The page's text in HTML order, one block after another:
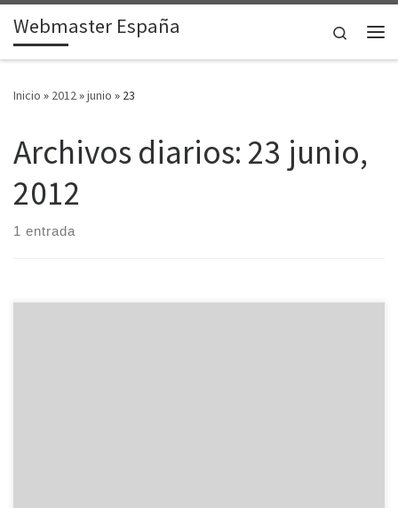
Saltar al contenido
Webmaster España
Search
Inicio » 2012»junio » 23
Archivos diarios: 23 junio,
2012
1 entrada